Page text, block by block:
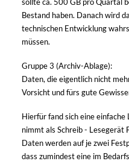
Bestand haben. Danach wird
technischen Entwicklung
müssen.
Gruppe 3 (Archiv-Ablage):
Daten, die eigentlich nicht
Vorsicht und fürs gute
Hierfür fand sich eine einfache
nimmt als Schreib - Lesegerät
Daten werden auf je zwei
dass zumindest eine im